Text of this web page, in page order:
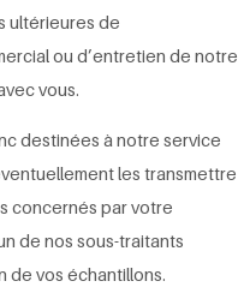
ultérieures de
ou d’entretien de notre
vous.
destinées à notre service
les transmettre
concernés par votre
de nos sous-traitants
de vos échantillons.